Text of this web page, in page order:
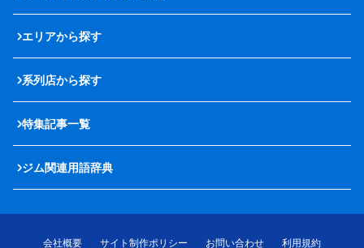
エリアから探す
系列店から探す
特集記事一覧
ジム関連用語辞典
会社概要 サイト制作ポリシー お問い合わせ
利用規約